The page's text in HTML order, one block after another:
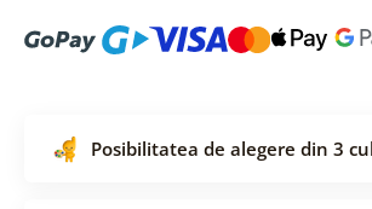
Posibilitatea de alegere din 3